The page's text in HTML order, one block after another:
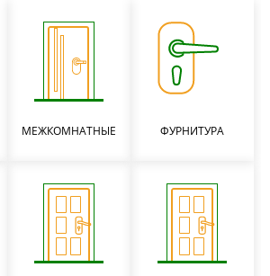
МЕЖКОМНАТНЫЕ ФУРНИТУРА